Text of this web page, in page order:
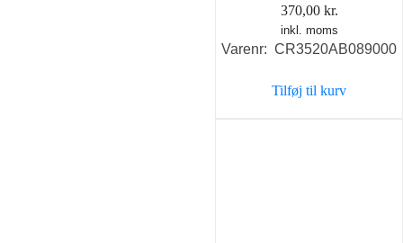
370,00 kr.
inkl. moms
Varenr: CR3520AB089000
Tilføj til kurv